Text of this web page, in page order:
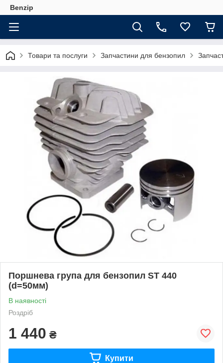
Benzip
Товари та послуги Запчастини для бензопил
Поршнева група для бензопил ST 440
(d=50мм)
В наявності
Роздріб
1 440 ₴
Купити